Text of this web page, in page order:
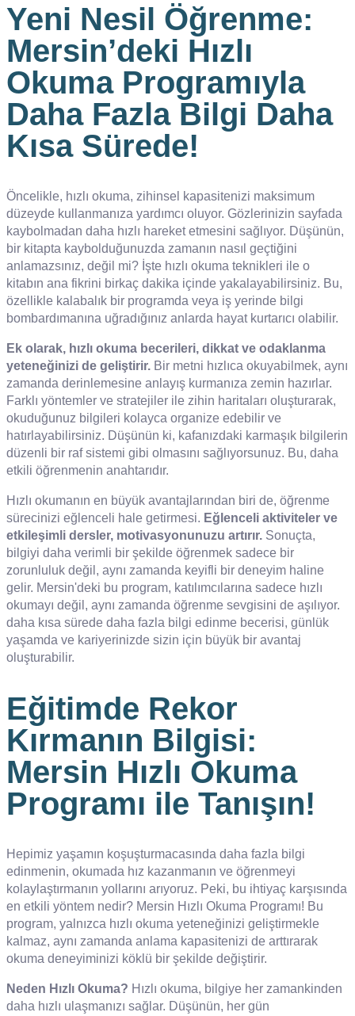
Yeni Nesil Öğrenme:
Mersin’deki Hızlı
Okuma Programıyla
Daha Fazla Bilgi Daha
Kısa Sürede!
Öncelikle, hızlı okuma, zihinsel kapasitenizi maksimum
düzeyde kullanmanıza yardımcı oluyor. Gözlerinizin sayfada
kaybolmadan daha hızlı hareket etmesini sağlıyor. Düşünün,
bir kitapta kaybolduğunuzda zamanın nasıl geçtiğini
anlamazsınız, değil mi? İşte hızlı okuma teknikleri ile o
kitabın ana fikrini birkaç dakika içinde yakalayabilirsiniz. Bu,
özellikle kalabalık bir programda veya iş yerinde bilgi
bombardımanına uğradığınız anlarda hayat kurtarıcı olabilir.
Ek olarak, hızlı okuma becerileri, dikkat ve odaklanma
yeteneğinizi de geliştirir. Bir metni hızlıca okuyabilmek, aynı
zamanda derinlemesine anlayış kurmanıza zemin hazırlar.
Farklı yöntemler ve stratejiler ile zihin haritaları oluşturarak,
okuduğunuz bilgileri kolayca organize edebilir ve
hatırlayabilirsiniz. Düşünün ki, kafanızdaki karmaşık bilgilerin
düzenli bir raf sistemi gibi olmasını sağlıyorsunuz. Bu, daha
etkili öğrenmenin anahtarıdır.
Hızlı okumanın en büyük avantajlarından biri de, öğrenme
sürecinizi eğlenceli hale getirmesi. Eğlenceli aktiviteler ve
etkileşimli dersler, motivasyonunuzu artırır. Sonuçta,
bilgiyi daha verimli bir şekilde öğrenmek sadece bir
zorunluluk değil, aynı zamanda keyifli bir deneyim haline
gelir. Mersin'deki bu program, katılımcılarına sadece hızlı
okumayı değil, aynı zamanda öğrenme sevgisini de aşılıyor.
daha kısa sürede daha fazla bilgi edinme becerisi, günlük
yaşamda ve kariyerinizde sizin için büyük bir avantaj
oluşturabilir.
Eğitimde Rekor
Kırmanın Bilgisi:
Mersin Hızlı Okuma
Programı ile Tanışın!
Hepimiz yaşamın koşuşturmacasında daha fazla bilgi
edinmenin, okumada hız kazanmanın ve öğrenmeyi
kolaylaştırmanın yollarını arıyoruz. Peki, bu ihtiyaç karşısında
en etkili yöntem nedir? Mersin Hızlı Okuma Programı! Bu
program, yalnızca hızlı okuma yeteneğinizi geliştirmekle
kalmaz, aynı zamanda anlama kapasitenizi de arttırarak
okuma deneyiminizi köklü bir şekilde değiştirir.
Neden Hızlı Okuma? Hızlı okuma, bilgiye her zamankinden
daha hızlı ulaşmanızı sağlar. Düşünün, her gün